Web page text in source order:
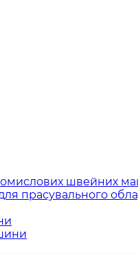
швейних
прасувального